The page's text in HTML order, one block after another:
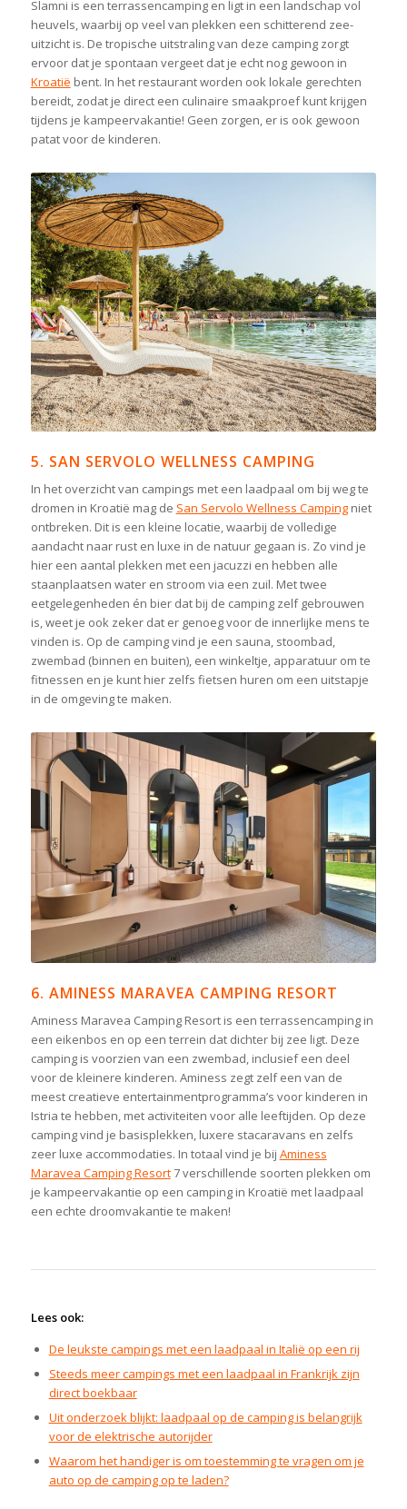
Slamni is een terrassencamping en ligt in een landschap vol
heuvels, waarbij op veel van plekken een schitterend zee-
uitzicht is. De tropische uitstraling van deze camping zorgt
ervoor dat je spontaan vergeet dat je echt nog gewoon in
Kroatië bent. In het restaurant worden ook lokale gerechten
bereidt, zodat je direct een culinaire smaakproef kunt krijgen
tijdens je kampeervakantie! Geen zorgen, er is ook gewoon
patat voor de kinderen.
5. SAN SERVOLO WELLNESS CAMPING
In het overzicht van campings met een laadpaal om bij weg te
dromen in Kroatië mag de San Servolo Wellness Campingniet
ontbreken. Dit is een kleine locatie, waarbij de volledige
aandacht naar rust en luxe in de natuur gegaan is. Zo vind je
hier een aantal plekken met een jacuzzi en hebben alle
staanplaatsen water en stroom via een zuil. Met twee
eetgelegenheden én bier dat bij de camping zelf gebrouwen
is, weet je ook zeker dat er genoeg voor de innerlijke mens te
vinden is. Op de camping vind je een sauna, stoombad,
zwembad (binnen en buiten), een winkeltje, apparatuur om te
fitnessen en je kunt hier zelfs fietsen huren om een uitstapje
in de omgeving te maken.
6. AMINESS MARAVEA CAMPING RESORT
Aminess Maravea Camping Resort is een terrassencamping in
een eikenbos en op een terrein dat dichter bij zee ligt. Deze
camping is voorzien van een zwembad, inclusief een deel
voor de kleinere kinderen. Aminess zegt zelf een van de
meest creatieve entertainmentprogramma’s voor kinderen in
Istria te hebben, met activiteiten voor alle leeftijden. Op deze
camping vind je basisplekken, luxere stacaravans en zelfs
zeer luxe accommodaties. In totaal vind je bij Aminess
Maravea Camping Resort7 verschillende soorten plekken om
je kampeervakantie op een camping in Kroatië met laadpaal
een echte droomvakantie te maken!
Lees ook:
De leukste campings met een laadpaal in Italië op een rij
Steeds meer campings met een laadpaal in Frankrijk zijn
direct boekbaar
Uit onderzoek blijkt: laadpaal op de camping is belangrijk
voor de elektrische autorijder
Waarom het handiger is om toestemming te vragen om je
auto op de camping op te laden?